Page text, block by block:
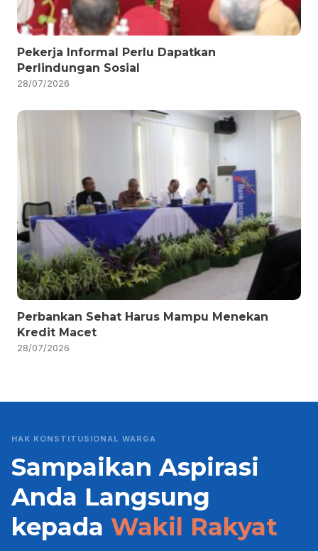
Pekerja Informal Perlu Dapatkan
Perlindungan Sosial
28/07/2026
Perbankan Sehat Harus Mampu Menekan
Kredit Macet
28/07/2026
HAK KONSTITUSIONAL WARGA
Sampaikan Aspirasi
Anda Langsung
kepada Wakil Rakyat